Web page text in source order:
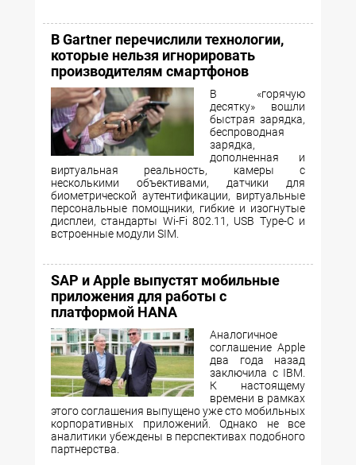
В Gartner перечислили технологии,
которые нельзя игнорировать
производителям смартфонов
В «горячую
десятку» вошли
быстрая зарядка,
беспроводная
зарядка,
дополненная и
виртуальная реальность, камеры с
несколькими объективами, датчики для
биометрической аутентификации, виртуальные
персональные помощники, гибкие и изогнутые
дисплеи, стандарты Wi-Fi 802.11, USB Type-C и
встроенные модули SIM.
SAP и Apple выпустят мобильные
приложения для работы с
платформой HANA
Аналогичное
соглашение Apple
два года назад
заключила с IBM.
К настоящему
времени в рамках
этого соглашения выпущено уже сто мобильных
корпоративных приложений. Однако не все
аналитики убеждены в перспективах подобного
партнерства.